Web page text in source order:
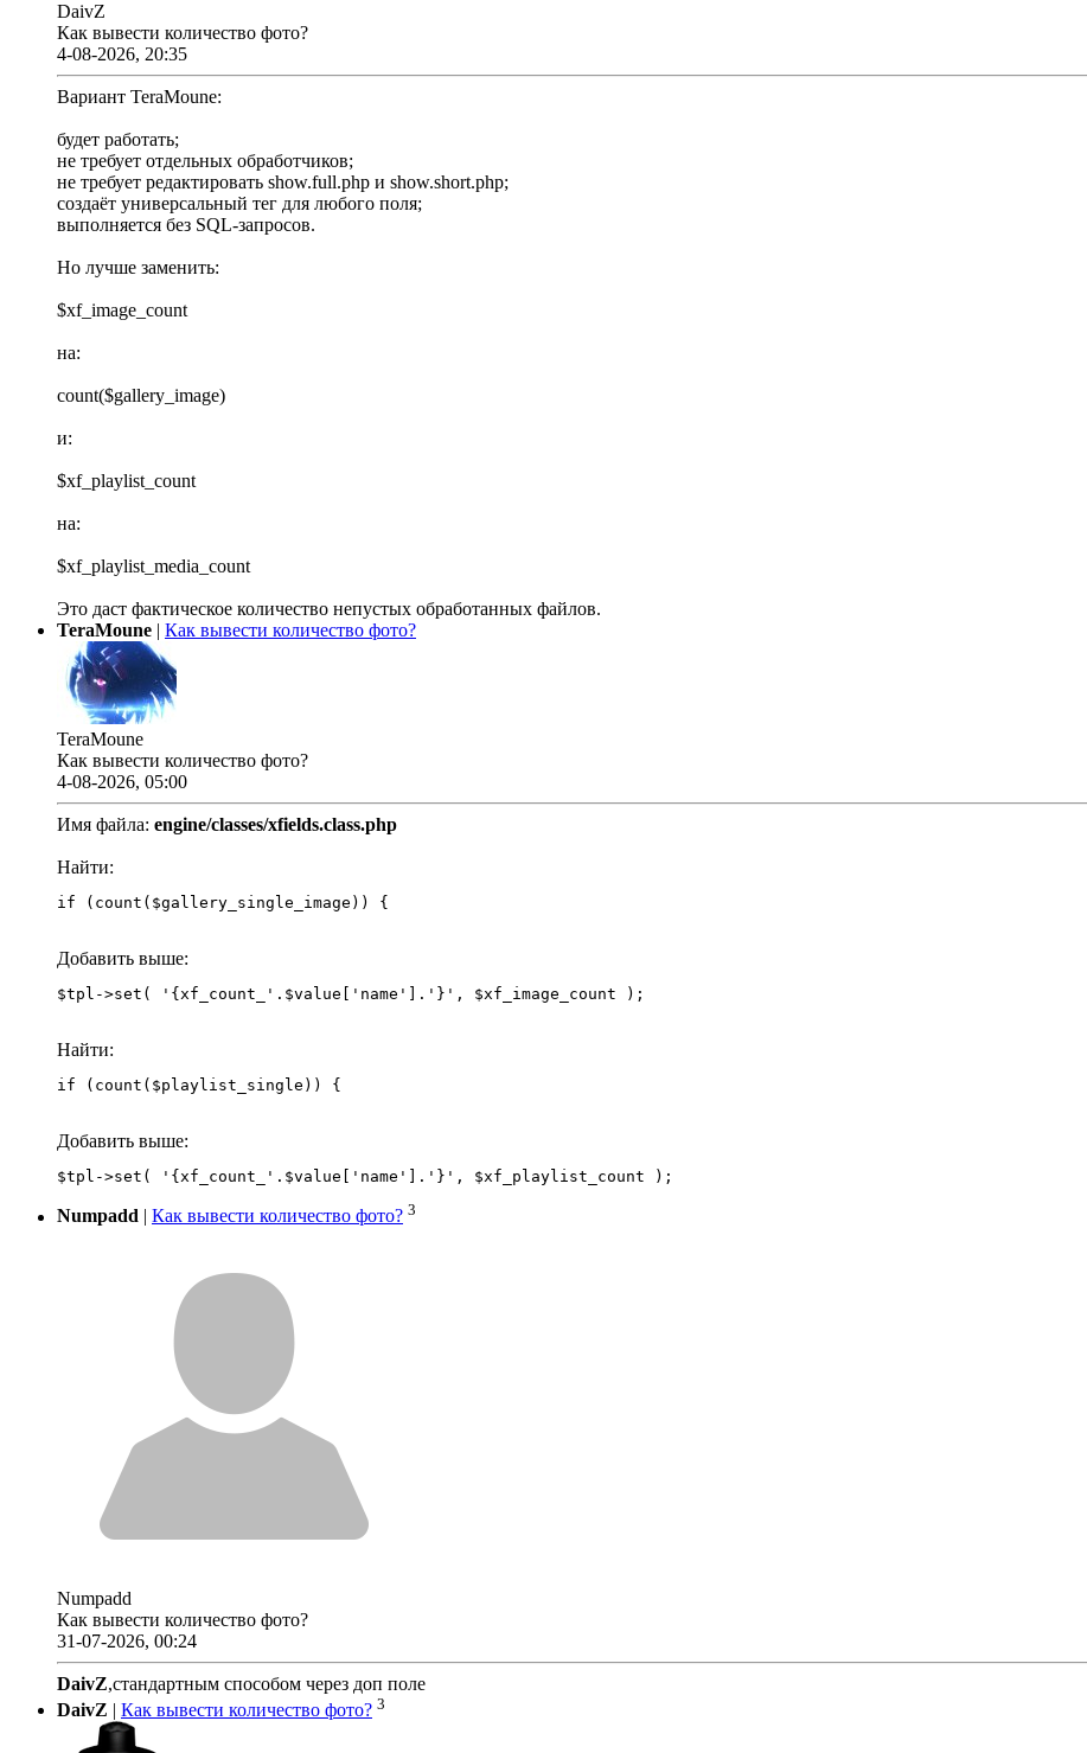
DaivZ
Как вывести количество фото?
4-08-2026, 20:35
Вариант TeraMoune:
будет работать;
не требует отдельных обработчиков;
не требует редактировать show.full.php и show.short.php;
создаёт универсальный тег для любого поля;
выполняется без SQL-запросов.
Но лучше заменить:
$xf_image_count
на:
count($gallery_image)
и:
$xf_playlist_count
на:
$xf_playlist_media_count
Это даст фактическое количество непустых обработанных файлов.
TeraMoune | Как вывести количество фото?
TeraMoune
Как вывести количество фото?
4-08-2026, 05:00
Имя файла: engine/classes/xfields.class.php
Найти:
if (count($gallery_single_image)) {
Добавить выше:
Найти:
if (count($playlist_single)) {
Добавить выше:
Numpadd Как вывести количество фото? 3
Numpadd
Как вывести количество фото?
31-07-2026, 00:24
DaivZ,стандартным способом через доп поле
DaivZ | Как вывести количество фото? 3